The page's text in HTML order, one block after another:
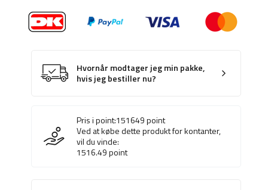
Hvornår modtager jeg min pakke,
hvis jeg bestiller nu?
Pris i point:151649point
Ved at købe dette produkt for kontanter,
vil du vinde:
1516.49point